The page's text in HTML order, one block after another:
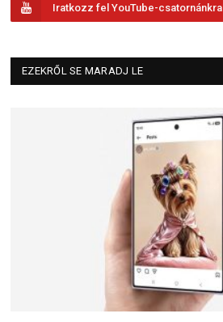
Iratkozz fel YouTube-csatornánkra
EZEKRŐL SE MARADJ LE